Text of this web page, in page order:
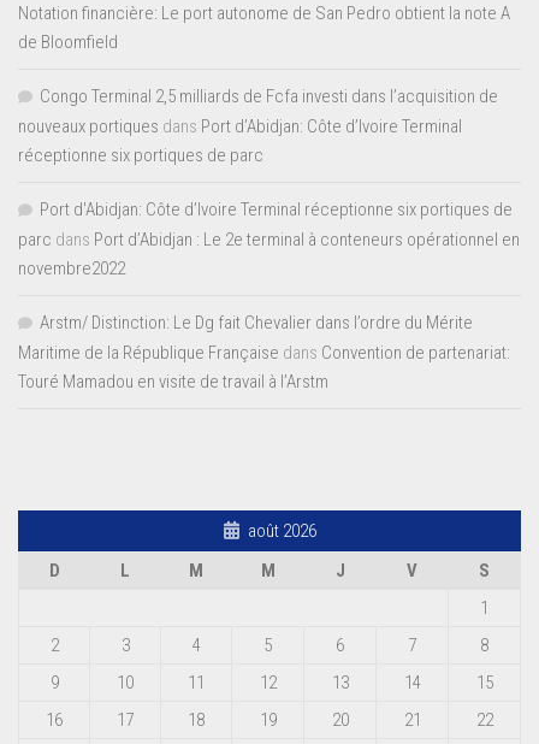
Notation financière: Le port autonome de San Pedro obtient la note A
de Bloomfield
Congo Terminal 2,5 milliards de Fcfa investi dans l’acquisition de
nouveaux portiques dans Port d’Abidjan: Côte d’Ivoire Terminal
réceptionne six portiques de parc
Port d'Abidjan: Côte d’Ivoire Terminal réceptionne six portiques de
parc dans Port d’Abidjan : Le 2e terminal à conteneurs opérationnel en
novembre2022
Arstm/ Distinction: Le Dg fait Chevalier dans l’ordre du Mérite
Maritime de la République Française dans Convention de partenariat:
Touré Mamadou en visite de travail à l’Arstm
août 2026
D
L M M J V
S
1
2
3 4 5 6 7
8
9
10 11 12 13 14
15
16
17 18 19 20 21
22